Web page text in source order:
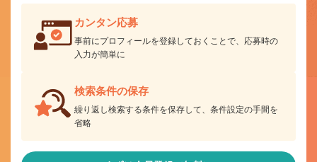
カンタン応募
事前にプロフィールを登録しておくことで、応募時の
入力が簡単に
検索条件の保存
繰り返し検索する条件を保存して、条件設定の手間を
省略